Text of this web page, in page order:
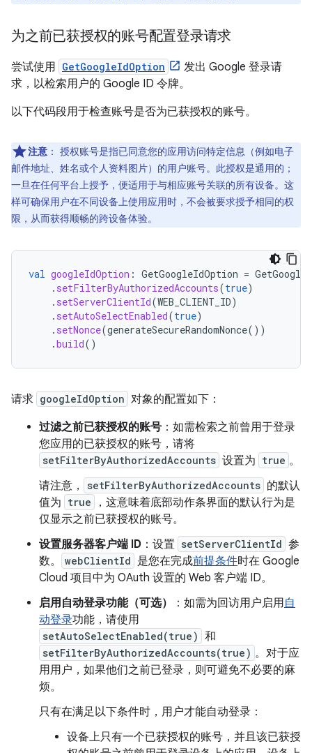
为之前已获授权的账号配置登录请求
尝试使用 GetGoogleIdOption
发出 Google 登录请
求，以检索用户的 Google ID 令牌。
以下代码段用于检查账号是否为已获授权的账号。
注意 ： 授权账号是指已同意您的应用访问特定信息（例如电子
邮件地址、姓名或个人资料图片）的用户账号。此授权是通用的；
一旦在任何平台上授予，便适用于与相应账号关联的所有设备。这
样可确保用户在不同设备上使用应用时，不会被要求授予相同的权
限，从而获得顺畅的跨设备体验。
val googleIdOption : GetGoogleIdOption =
. setFilterByAuthorizedAccounts(true)
. setServerClientId(WEB_CLIENT_ID)
. setAutoSelectEnabled(true)
. setNonce(generateSecureRandomNonce())
.build()
请求 googleIdOption 对象的配置如下：
过滤之前已获授权的账号 ：如需检索之前曾用于登录
您应用的已获授权的账号，请将
setFilterByAuthorizedAccounts 设置为 true 。
请注意，
setFilterByAuthorizedAccounts 的默认
值为 true
，这意味着底部动作条界面的默认行为是
仅显示之前已获授权的账号。
设置服务器客户端 ID ：设置 setServerClientId 参
数。
webClientId 是您在完成前提条件时在 Google
Cloud 项目中为 OAuth 设置的 Web 客户端 ID。
启用自动登录功能（可选）
：如需为回访用户启用自
动登录功能，请使用
setAutoSelectEnabled(true) 和
setFilterByAuthorizedAccounts(true) 。对于应
用用户，如果他们之前已登录，则可避免不必要的麻
烦。
只有在满足以下条件时，用户才能自动登录：
设备上只有一个已获授权的账号，并且该已获授